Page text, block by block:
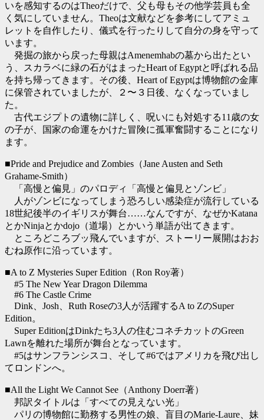
いを感知するのはTheoだけで、父も母もその他学芸員も全
く気にしていません。Theoは文献などを参考にしてアミュ
レットを自作したり、儀式を行ったりして自分の身を守って
います。
発掘の旅から戻った母親はAmenemhabの墓から出たとい
う、スカラベに緑の石がはまったHeart of Egyptと呼ばれる品
を持ち帰ってきます。その後、Heart of Egyptは博物館の金庫
に保管されていましたが、２〜３日後、なくなっていまし
た。
古代エジプトの遺物に詳しく、呪いにも対処する11歳の女
の子が、国家の命運をかけた冒険に孤軍奮闘することになり
ます。
■Pride and Prejudice and Zombies（Jane Austen and Seth
Grahame-Smith）
「高慢と偏見」のパロディ「高慢と偏見とゾンビ」
人がゾンビになってしまう恐ろしい感染症が流行している
18世紀後半のイギリスが舞台……なんですが、なぜかKatana
とかNinjaとかdojo（道場）とかいう単語が出てきます。
ところどころブッ飛んでいますが、ストーリー展開はおお
むね原作に沿っています。
■A to Z Mysteries Super Edition（Ron Roy著）
#5 The New Year Dragon Dilemma
#6 The Castle Crime
Dink、Josh、Ruth Roseの3人が活躍するA to ZのSuper
Edition。
Super EditionはDinkたち3人の住むコネチカットのGreen
Lawnを離れた場所が舞台となっています。
#5はサンフランシスコ、そして#6ではアメリカを飛び出し
てロンドンへ。
■All the Light We Cannot See（Anthony Doerr著）
邦訳タイトルは「すべての見えない光」
パリの博物館に勤務する男性の娘、盲目のMarie-Laure、妹